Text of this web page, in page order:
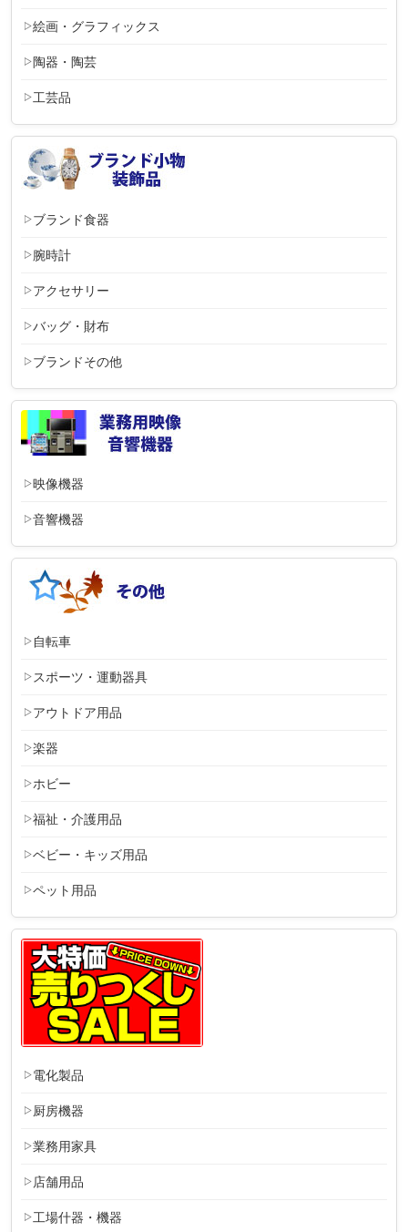
絵画・グラフィックス
陶器・陶芸
工芸品
ブランド食器
腕時計
アクセサリー
バッグ・財布
ブランドその他
映像機器
音響機器
自転車
スポーツ・運動器具
アウトドア用品
楽器
ホビー
福祉・介護用品
ベビー・キッズ用品
ペット用品
電化製品
厨房機器
業務用家具
店舗用品
工場什器・機器